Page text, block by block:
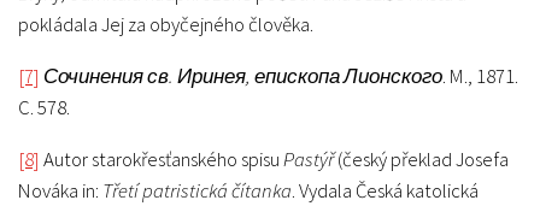
pokládala Jej za obyčejného člověka.
[7] Сочинения св. Иринея, епископа Лионского. М., 1871.
С. 578.
[8] Autor starokřesťanského spisuPastýř(český překlad Josefa
Nováka in: Třetí patristická čítanka. Vydala Česká katolická